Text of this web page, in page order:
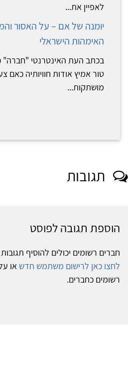
לאפיין את...
יומנה של אם – על האסור
האימהות הישראלי
בכתב העת האינטרנטי "חברה"
טור אמיץ אודות חוויותיה כאם
מושתקות...
תגובות
הוספת תגובה לפוסט
חברים רשומים יכולים להוסיף
לחצו כאן לרישום משתמש חדש או
רשומים כחברים.